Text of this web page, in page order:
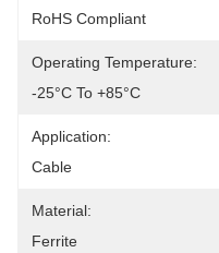
RoHS Compliant
Operating Temperature:
-25°C To +85°C
Application:
Cable
Material:
Ferrite